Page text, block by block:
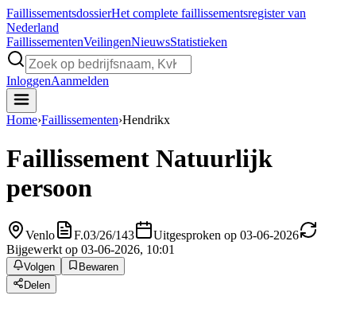
FaillissementsdossierHet complete faillissementsregister van
Nederland
FaillissementenVeilingenNieuwsStatistieken
InloggenAanmelden
Home›Faillissementen›Hendrikx
Faillissement Natuurlijk
persoon
Venlo F.03/26/143
Uitgesproken op 03-06-2026
Bijgewerkt op 03-06-2026, 10:01
Volgen
Bewaren
Delen